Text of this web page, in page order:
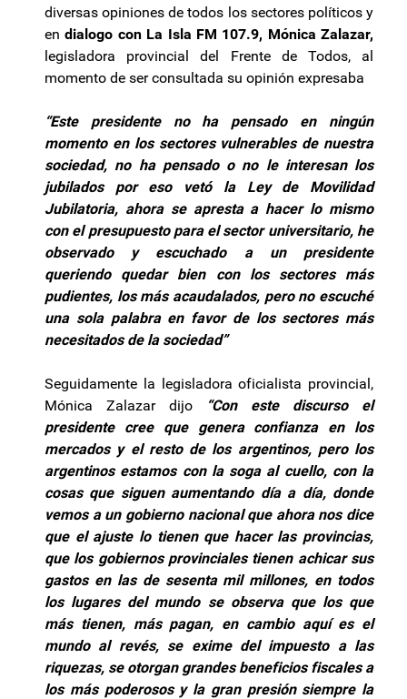
diversas opiniones de todos los sectores políticos y
endialogo con La Isla FM 107.9, Mónica Zalazar,
legisladora provincial del Frente de Todos, al
momento de ser consultada su opinión expresaba
“Este presidente no ha pensado en ningún
momento en los sectores vulnerables de nuestra
sociedad, no ha pensado o no le interesan los
jubilados por eso vetó la Ley de Movilidad
Jubilatoria, ahora se apresta a hacer lo mismo
con el presupuesto para el sector universitario, he
observado y escuchado a un presidente
queriendo quedar bien con los sectores más
pudientes, los más acaudalados, pero no escuché
una sola palabra en favor de los sectores más
necesitados de la sociedad”
Seguidamente la legisladora oficialista provincial,
Mónica Zalazar dijo
“Con este discurso el
presidente cree que genera confianza en los
mercados y el resto de los argentinos, pero los
argentinos estamos con la soga al cuello, con la
cosas que siguen aumentando día a día, donde
vemos a un gobierno nacional que ahora nos dice
que el ajuste lo tienen que hacer las provincias,
que los gobiernos provinciales tienen achicar sus
gastos en las de sesenta mil millones, en todos
los lugares del mundo se observa que los que
más tienen, más pagan, en cambio aquí es el
mundo al revés, se exime del impuesto a las
riquezas, se otorgan grandes beneficios fiscales a
los más poderosos y la gran presión siempre la